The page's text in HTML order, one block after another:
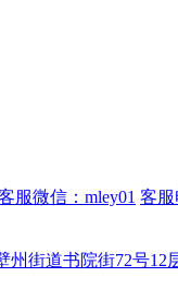
服微信：mley01 客服
州街道书院街72号12